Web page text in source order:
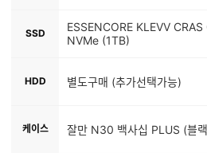
SSD
ESSENCORE KLEVV
NVMe (1TB)
HDD 별도구매 (추가선택가능)
케이스 잘만 N30 백사십 PLUS (블